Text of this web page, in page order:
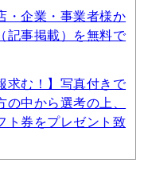
・企業・事業者様か
記事掲載）を無料で
求む！】写真付きで
中から選考の上、
ト券をプレゼント致